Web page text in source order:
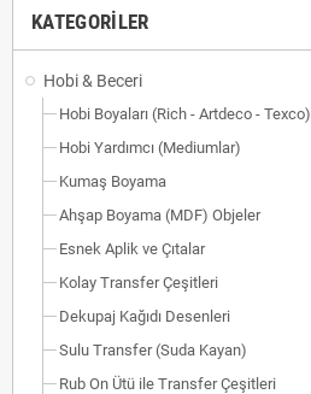
KATEGORILER
Hobi & Beceri
Hobi Boyaları (Rich - Artdeco - Texco)
Hobi Yardımcı (Mediumlar)
Kumaş Boyama
Ahşap Boyama (MDF) Objeler
Esnek Aplik ve Çıtalar
Kolay Transfer Çeşitleri
Dekupaj Kağıdı Desenleri
Sulu Transfer (Suda Kayan)
Rub On Ütü ile Transfer Çeşitleri